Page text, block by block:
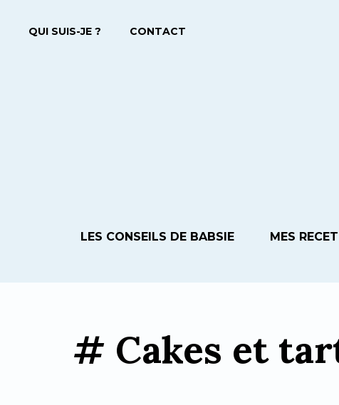
QUI SUIS-JE ? CONTACT
LES CONSEILS DE BABSIE MES
# Cakes et